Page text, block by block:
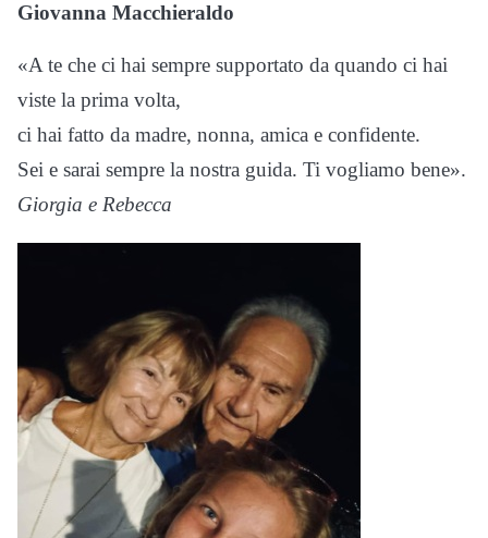
Giovanna Macchieraldo
«A te che ci hai sempre supportato da quando ci hai
viste la prima volta,
ci hai fatto da madre, nonna, amica e confidente.
Sei e sarai sempre la nostra guida. Ti vogliamo bene».
Giorgia e Rebecca